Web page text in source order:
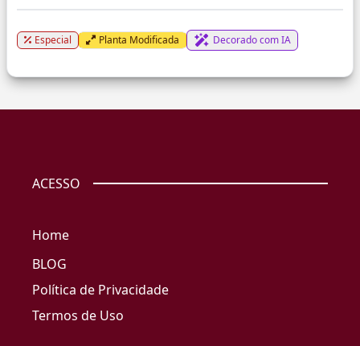
Especial Planta Modificada Decorado com IA
ACESSO
Home
BLOG
Política de Privacidade
Termos de Uso